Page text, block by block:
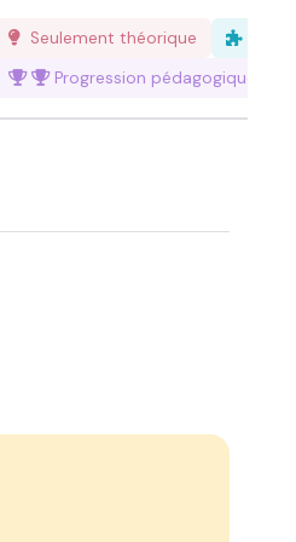
Seulement théorique
Progression pédagogique